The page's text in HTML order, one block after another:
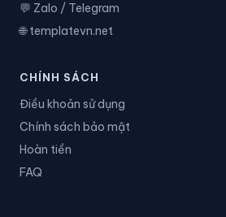
💬 Zalo / Telegram
🌐 templatevn.net
CHÍNH SÁCH
Điều khoản sử dụng
Chính sách bảo mật
Hoàn tiền
FAQ